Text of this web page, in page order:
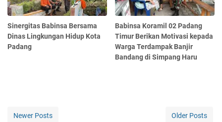
Sinergitas Babinsa Bersama
Dinas Lingkungan Hidup Kota
Padang
Babinsa Koramil 02 Padang
Timur Berikan Motivasi kepada
Warga Terdampak Banjir
Bandang di Simpang Haru
Newer Posts Older Posts